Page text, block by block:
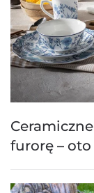
furorę –